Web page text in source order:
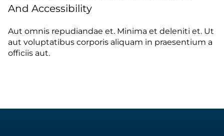
And Accessibility
Aut omnis repudiandae et. Minima et deleniti et. Ut
aut voluptatibus corporis aliquam in praesentium a
officiis aut.